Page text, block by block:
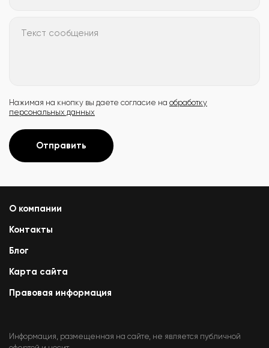
Текст сообщения
Нажимая на кнопку вы даете согласие на обработку
персональных данных
Отправить
О компании
Контакты
Блог
Карта сайта
Правовая информация
Информация, размещенная на сайте, не является публичной